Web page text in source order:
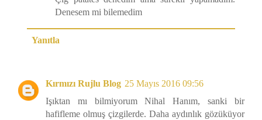
Denesem mi bilemedim
Yanıtla
Kırmızı Rujlu Blog 25 Mayıs 2016 09:56
Işıktan mı bilmiyorum Nihal Hanım, sanki bir
hafifleme olmuş çizgilerde. Daha aydınlık gözüküyor